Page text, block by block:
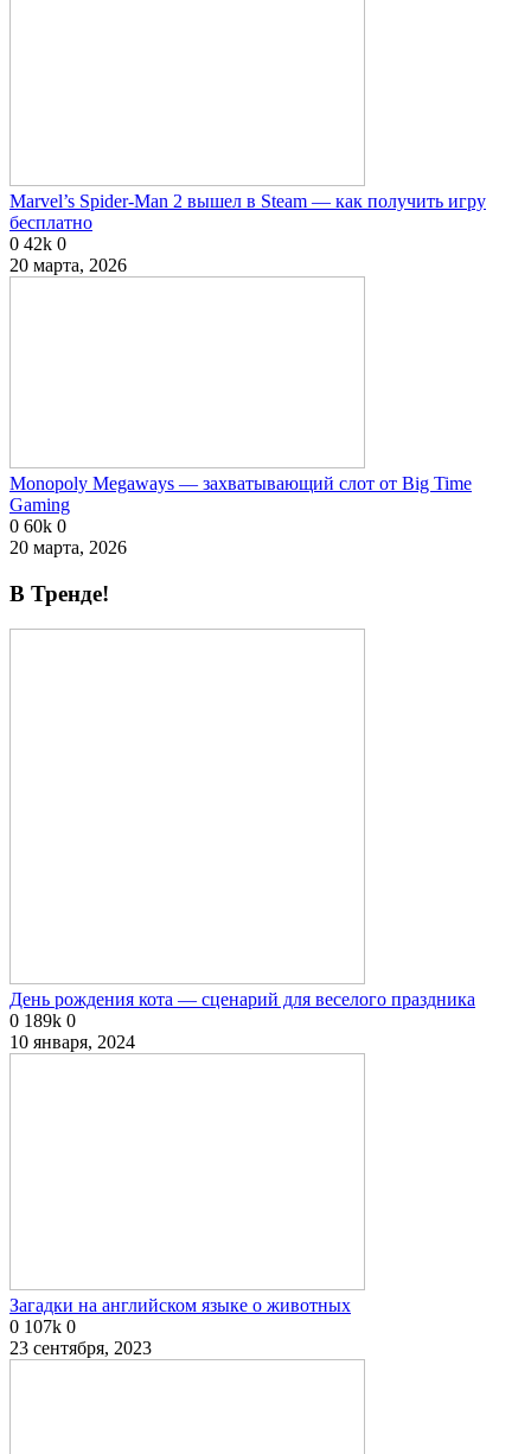
Marvel’s Spider-Man 2 вышел в Steam — как получить игру
бесплатно
0 42k 0
20 марта, 2026
Monopoly Megaways — захватывающий слот от Big Time
Gaming
0 60k 0
20 марта, 2026
В Тренде!
День рождения кота — сценарий для веселого праздника
0 189k 0
10 января, 2024
Загадки на английском языке о животных
0 107k 0
23 сентября, 2023